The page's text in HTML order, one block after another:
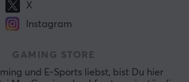
X
Instagram
GAMING STORE
und E-Sports liebst, bist Du hier